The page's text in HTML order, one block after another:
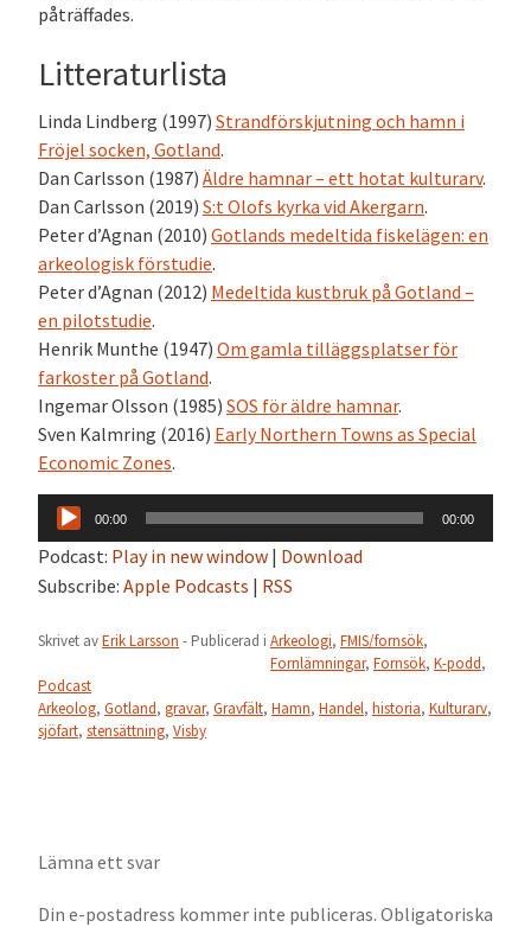
påträffades.
Litteraturlista
Linda Lindberg (1997) Strandförskjutning och hamn i
Fröjel socken, Gotland.
Dan Carlsson (1987) Äldre hamnar – ett hotat kulturarv.
Dan Carlsson (2019) S:t Olofs kyrka vid Akergarn.
Peter d’Agnan (2010) Gotlands medeltida fiskelägen: en
arkeologisk förstudie.
Peter d’Agnan (2012) Medeltida kustbruk på Gotland –
en pilotstudie.
Henrik Munthe (1947) Om gamla tilläggsplatser för
farkoster på Gotland.
Ingemar Olsson (1985) SOS för äldre hamnar.
Sven Kalmring (2016) Early Northern Towns as Special
Economic Zones.
Ljudspelare
00:00 00:00
Podcast: Play in new window | Download
Subscribe: Apple Podcasts | RSS
Skrivet avErik Larsson - Publicerad i Arkeologi, FMIS/fornsök,
Fornlämningar, Fornsök, K-podd,
Podcast
Arkeolog, Gotland, gravar, Gravfält, Hamn, Handel, historia, Kulturarv,
sjöfart, stensättning, Visby
Lämna ett svar
Din e-postadress kommer inte publiceras. Obligatoriska